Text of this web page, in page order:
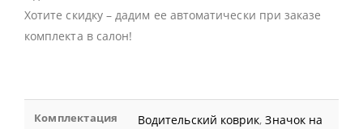
Хотите скидку – дадим ее автоматически при заказе
комплекта в салон!
Комплектация Водительский коврик,Значок на